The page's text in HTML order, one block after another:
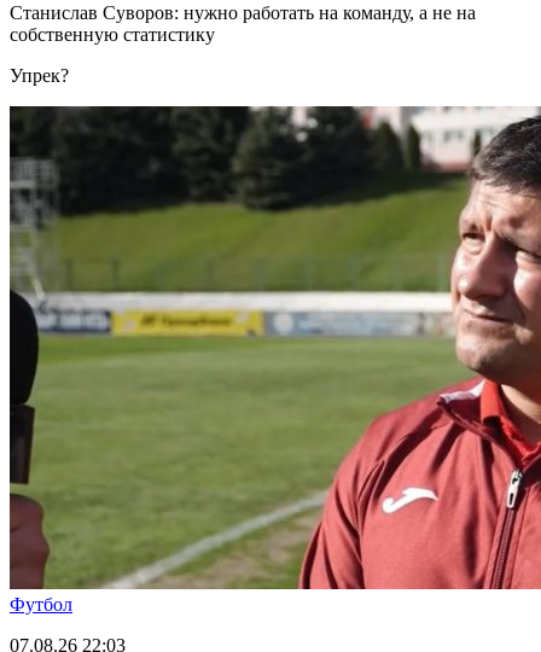
Станислав Суворов: нужно работать на команду, а не на
собственную статистику
Упрек?
Футбол
07.08.26 22:03